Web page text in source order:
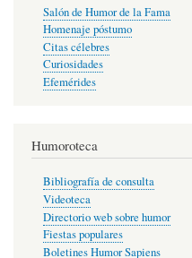
Salón de Humor de la Fama
Homenaje póstumo
Citas célebres
Curiosidades
Efemérides
Humoroteca
Bibliografía de consulta
Videoteca
Directorio web sobre humor
Fiestas populares
Boletines Humor Sapiens